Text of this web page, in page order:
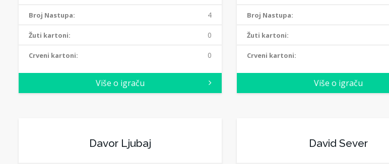
Broj Nastupa: 4
Žuti kartoni: 0
Crveni kartoni: 0
Više o igraču
Broj Nastupa:
Žuti kartoni:
Crveni kartoni:
Više o igraču
Davor Ljubaj David Sever